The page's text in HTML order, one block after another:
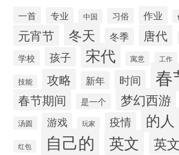
一首 专业 中国 习俗 作业
元宵节 冬天 冬季 唐代
学校
孩子 宋代 寓意 工作
技能 攻略 新年 时间 春
春节期间 是一个 梦幻西游
汤圆 游戏 玩家 疫情 的人
红包 自己的 英文 英